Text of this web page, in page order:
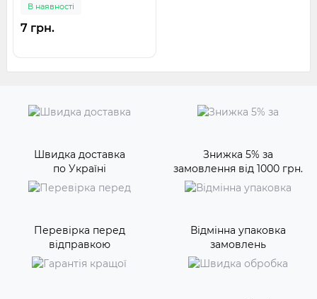
В наявності
7 грн.
Швидка доставка
по Україні
Знижка 5% за
замовлення від 1000 грн.
Перевірка перед
відправкою
Відмінна упаковка
замовлень